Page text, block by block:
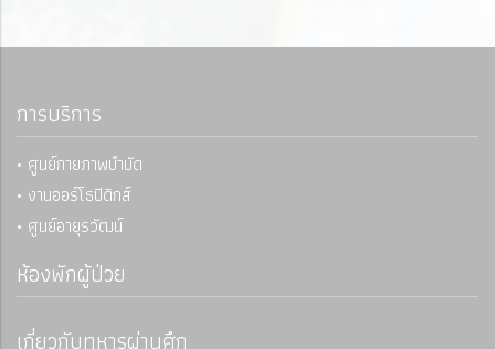
การบริการ
• ศูนย์กายภาพบำบัด
• งานออร์โธปิดิกส์
• ศูนย์อายุรวัฒน์
ห้องพักผู้ป่วย
เกี่ยวกับทหารผ่านศึก